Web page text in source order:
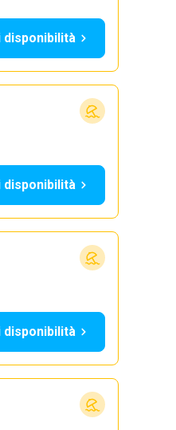
disponibilità
disponibilità
disponibilità